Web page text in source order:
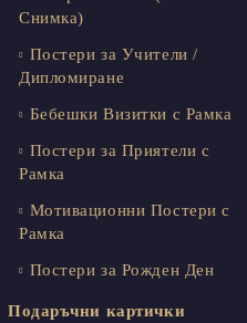
Снимка)
Постери за Учители /
Дипломиране
Бебешки Визитки с Рамка
Постери за Приятели с
Рамка
Мотивационни Постери с
Рамка
Постери за Рожден Ден
Подаръчни картички